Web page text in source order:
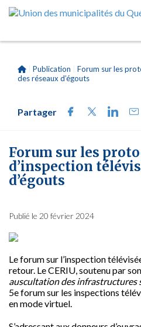
Publication
Forum sur les
des réseaux d’égouts
Partager
Forum sur les
d’inspection
d’égouts
Publié le 20 février 2024
Le forum sur l’inspection
retour. Le CERIU, soutenu par son
auscultation des infrastructures
5e forum sur les inspections
en mode virtuel.